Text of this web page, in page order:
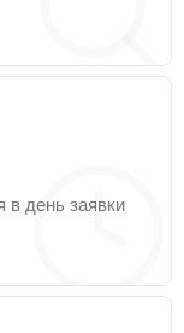
в день заявки